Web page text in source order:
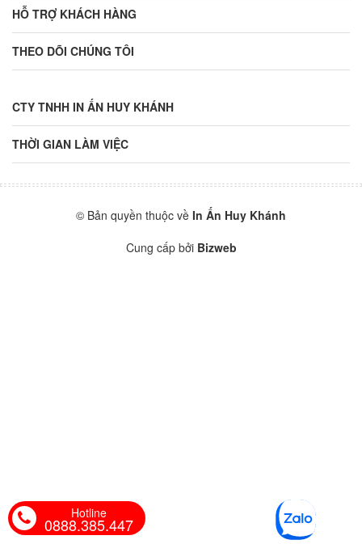
HỖ TRỢ KHÁCH HÀNG
THEO DÕI CHÚNG TÔI
CTY TNHH IN ẤN HUY KHÁNH
THỜI GIAN LÀM VIỆC
© Bản quyền thuộc về In Ấn Huy Khánh
Cung cấp bởi Bizweb
Hotline
0888.385.447